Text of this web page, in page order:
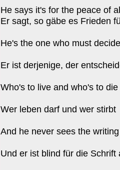
He says it's for the peace of
Er sagt, so gäbe es Frieden
He's the one who must decide
Er ist derjenige, der
Who's to live and who's to die
Wer leben darf und wer stirbt
And he never sees the
Und er ist blind für die Schrift